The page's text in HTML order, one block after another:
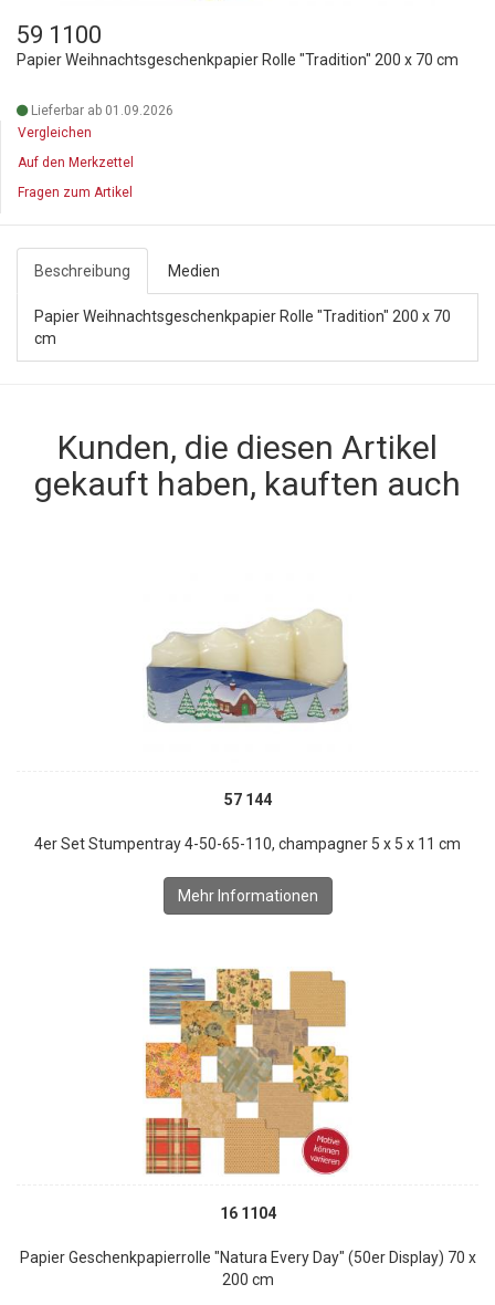
59 1100
Papier Weihnachtsgeschenkpapier Rolle "Tradition" 200 x 70 cm
Lieferbar ab 01.09.2026
Vergleichen
Auf den Merkzettel
Fragen zum Artikel
Beschreibung Medien
Papier Weihnachtsgeschenkpapier Rolle "Tradition" 200 x 70
cm
Kunden, die diesen Artikel
gekauft haben, kauften auch
57 144
4er Set Stumpentray 4-50-65-110, champagner 5 x 5 x 11 cm
Mehr Informationen
16 1104
Papier Geschenkpapierrolle "Natura Every Day" (50er Display) 70 x
200 cm